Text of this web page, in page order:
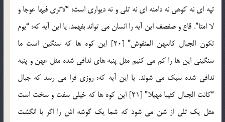
تپه ای نه کوهی نه دامنه ای نه تلی و نه دیواری است: “لاتری فیها عوجا و
لا امتا”. قاع و صفصف این آیه را انسان می تواند بفهمد. یا این آیه که: “یوم
تکون الجبال کالعهن المنفوش” [20] این کوه ها که سنگین است ما
سنگینی این ها را کم می کنیم مثل پنبه های ندافی شده مثل عهن و پنبه
ندافی شده سبک می شوند. یا این آیه که: روزی فرا می رسد که جبال
“کانت الجبال کثیبا مهیلا” [21] این کوه ها که خیلی سفت و سخت است
مثل یک تلی از شن می شود که شما یک گوشه اش را اگر با انگشت